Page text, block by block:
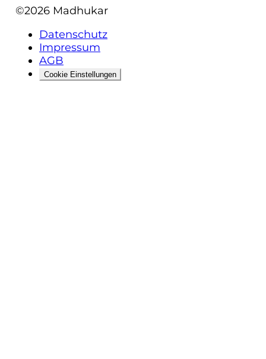
©2026 Madhukar
Datenschutz
Impressum
AGB
Cookie Einstellungen